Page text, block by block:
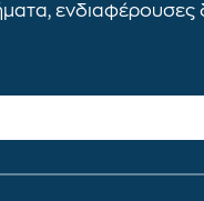
ενδιαφέρουσες